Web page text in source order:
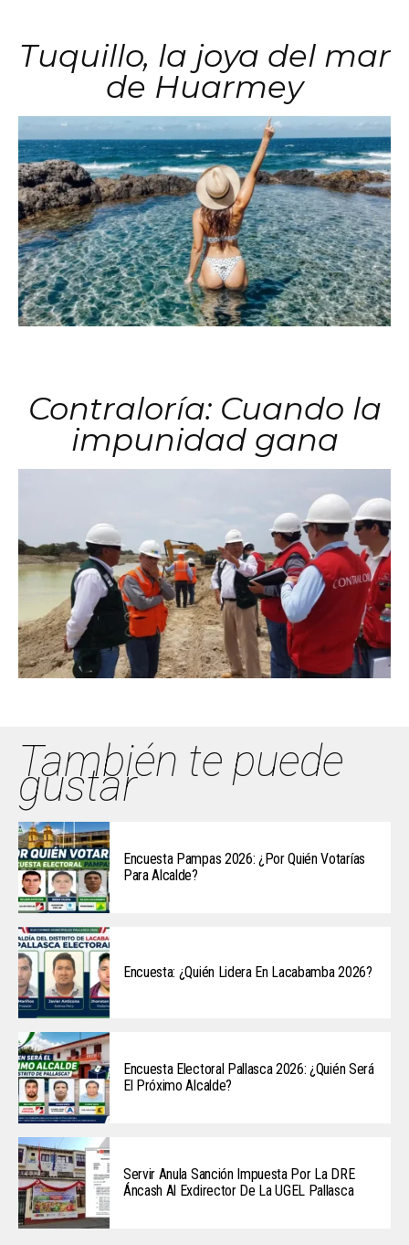
Tuquillo, la joya del mar
de Huarmey
Contraloría: Cuando la
impunidad gana
También te puede
gustar
Encuesta Pampas 2026: ¿Por Quién Votarías
Para Alcalde?
Encuesta: ¿Quién Lidera En Lacabamba 2026?
Encuesta Electoral Pallasca 2026: ¿Quién Será
El Próximo Alcalde?
Servir Anula Sanción Impuesta Por La DRE
Áncash Al Exdirector De La UGEL Pallasca